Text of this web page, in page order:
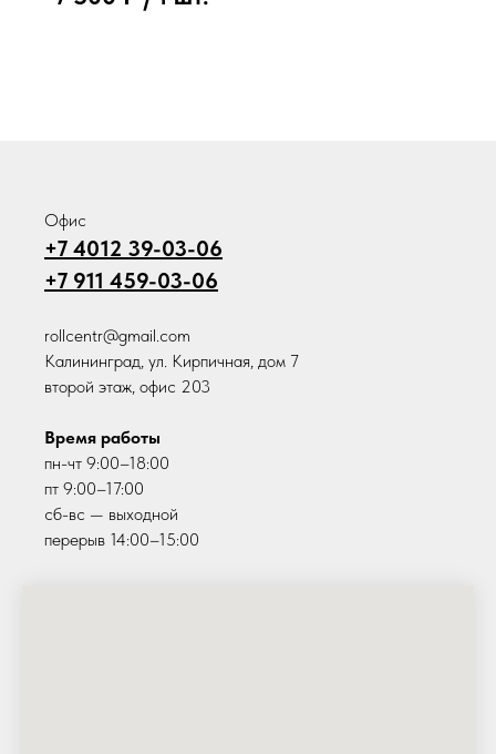
Офис
+7 4012 39-03-06
+7 911 459-03-06
rollcentr@gmail.com
Калининград, ул. Кирпичная, дом 7
второй этаж, офис 203
Время работы
пн-чт 9:00–18:00
пт 9:00–17:00
сб-вс — выходной
перерыв 14:00–15:00